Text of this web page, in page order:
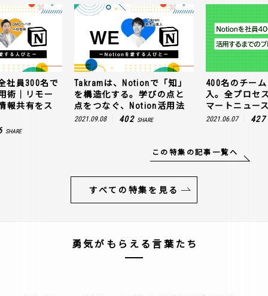
社員300名で
術｜リモー
報共有をス
SHARE
Takramは、Notionで「知」
を構造化する。学びの点と
点をつなぐ、Notion活用法
2021.09.08 402 SHARE
400名のチー
入。全プロセ
マートニュー
2021.06.07 427
この特集の記事一覧へ
すべての特集を見る
勇気がもらえる言葉たち